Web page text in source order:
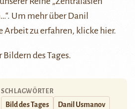
. Um mehr über Danil
Arbeit zu erfahren, klicke hier.
Bildern des Tages.
SCHLAGWÖRTER
Bild des Tages Danil Usmanov